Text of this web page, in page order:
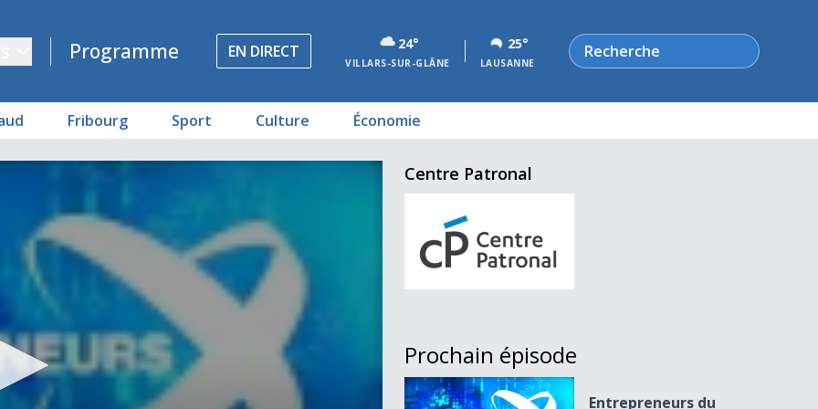
Programme EN DIRECT 24°
VILLARS-SUR-GLÂNE
25°
LAUSANNE
Rechercher
Fribourg Sport Culture Économie
Centre Patronal
Prochain épisode
Entrepreneurs du 19.10.17
Entrepreneurs du